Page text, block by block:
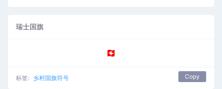
瑞士国旗
🇨🇭
标签: 乡村国旗符号 Copy